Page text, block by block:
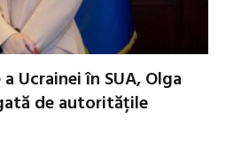
Ucrainei în SUA, Olga
de autoritățile